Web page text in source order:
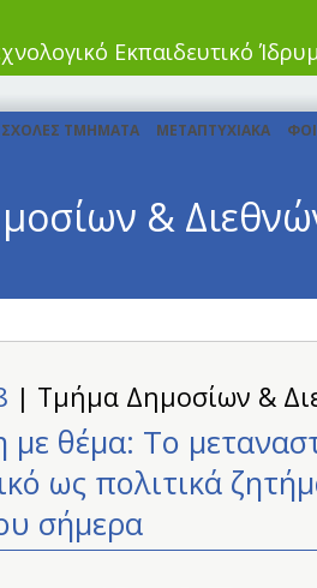
Εκπαιδευτικό
ΣΧΟΛΕΣ ΤΜΗΜΑΤΑ ΜΕΤΑΠΤΥΧΙΑΚΑ
&
| Τμήμα Δημοσίων &
θέμα: Το
ως πολιτικά
σήμερα